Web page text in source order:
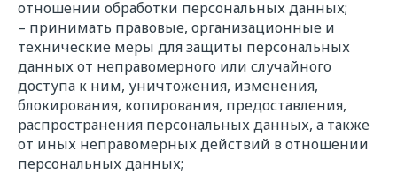
отношении обработки персональных данных;
– принимать правовые, организационные и
технические меры для защиты персональных
данных от неправомерного или случайного
доступа к ним, уничтожения, изменения,
блокирования, копирования, предоставления,
распространения персональных данных, а также
от иных неправомерных действий в отношении
персональных данных;